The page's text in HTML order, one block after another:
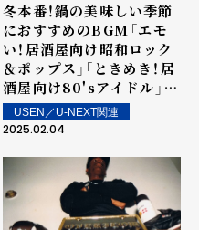
冬本番！鍋の美味しい季節
におすすめのBGM――「エモ
い！居酒屋向け昭和ロック
＆ポップス」「ときめき！居
酒屋向け80'sアイドル」
「JAPANESE CITY
POP」
USEN／U-NEXT関連
2025.02.04